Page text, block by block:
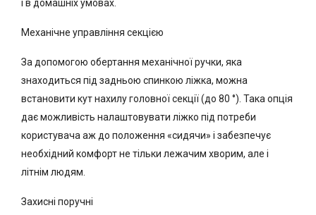
і в домашніх умовах.
Механічне управління секцією
За допомогою обертання механічної ручки, яка
знаходиться під задньою спинкою ліжка, можна
встановити кут нахилу головної секції (до 80 °). Така опція
дає можливість налаштовувати ліжко під потреби
користувача аж до положення «сидячи» і забезпечує
необхідний комфорт не тільки лежачим хворим, але і
літнім людям.
Захисні поручні